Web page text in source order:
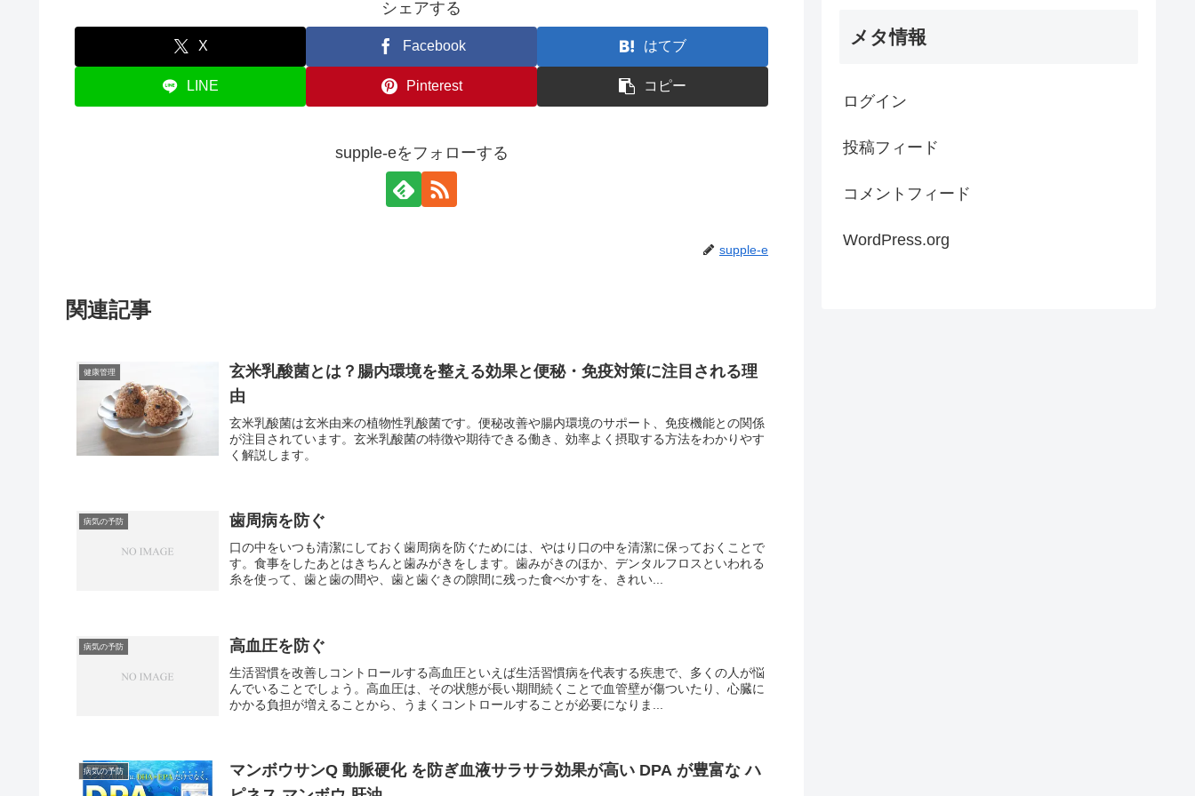
シェアする
X Facebook はてブ
LINE Pinterest コピー
supple-eをフォローする
supple-e
関連記事
健康管理
玄米乳酸菌とは？腸内環境を整える効果と便秘・免疫対策に注目される理
由
玄米乳酸菌は玄米由来の植物性乳酸菌です。便秘改善や腸内環境のサポート、免疫機能との関係
が注目されています。玄米乳酸菌の特徴や期待できる働き、効率よく摂取する方法をわかりやす
く解説します。
病気の予防 歯周病を防ぐ
口の中をいつも清潔にしておく歯周病を防ぐためには、やはり口の中を清潔に保っておくことで
す。食事をしたあとはきちんと歯みがきをします。歯みがきのほか、デンタルフロスといわれる
糸を使って、歯と歯の間や、歯と歯ぐきの隙間に残った食べかすを、きれい...
病気の予防 高血圧を防ぐ
生活習慣を改善しコントロールする高血圧といえば生活習慣病を代表する疾患で、多くの人が悩
んでいることでしょう。高血圧は、その状態が長い期間続くことで血管壁が傷ついたり、心臓に
かかる負担が増えることから、うまくコントロールすることが必要になりま...
病気の予防
マンボウサンQ 動脈硬化 を防ぎ血液サラサラ効果が高い DPA が豊富な ハ
メタ情報
ログイン
投稿フィード
コメントフィード
WordPress.org